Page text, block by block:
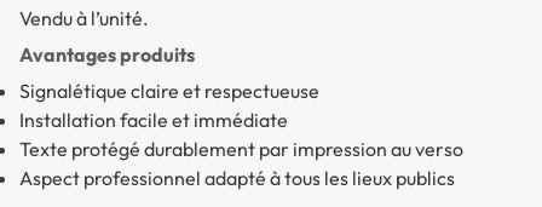
Vendu à l’unité.
Avantages produits
Signalétique claire et respectueuse
Installation facile et immédiate
Texte protégé durablement par impression au verso
Aspect professionnel adapté à tous les lieux publics